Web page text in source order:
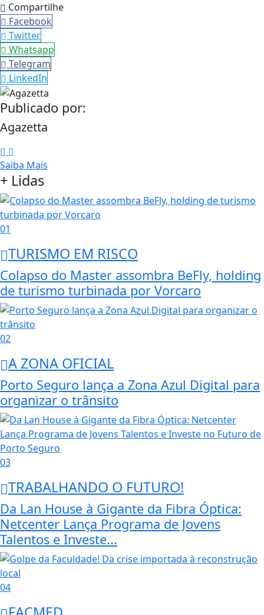
Compartilhe
Facebook
Twitter
Whatsapp
Telegram
LinkedIn
Publicado por:
Agazetta
Saiba Mais
+ Lidas
01
TURISMO EM RISCO
Colapso do Master assombra BeFly, holding
de turismo turbinada por Vorcaro
02
A ZONA OFICIAL
Porto Seguro lança a Zona Azul Digital para
organizar o trânsito
03
TRABALHANDO O FUTURO!
Da Lan House à Gigante da Fibra Óptica:
Netcenter Lança Programa de Jovens
Talentos e Investe...
04